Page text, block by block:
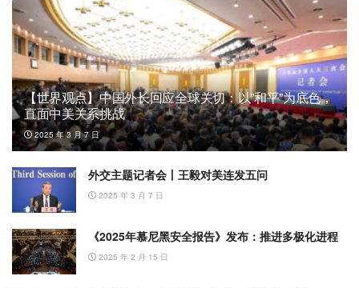
【世界观点】中国外长回应全球关切：以”和平”为底色，
直面中美关系挑战
2025 年 3 月 7 日
外交主题记者会丨王毅对美连发五问
2025 年 3 月 7 日
《2025年慕尼黑安全报告》发布：推进多极化进程
2025 年 2 月 15 日